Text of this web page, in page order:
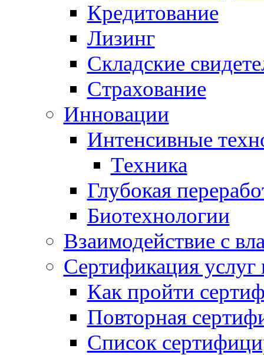
Кредитование
Лизинг
Складские
Страхование
Инновации
Интенсивные
Техника
Глубокая
Биотехнологии
Взаимодействие с
Сертификация услуг
Как пройти
Повторная
Список